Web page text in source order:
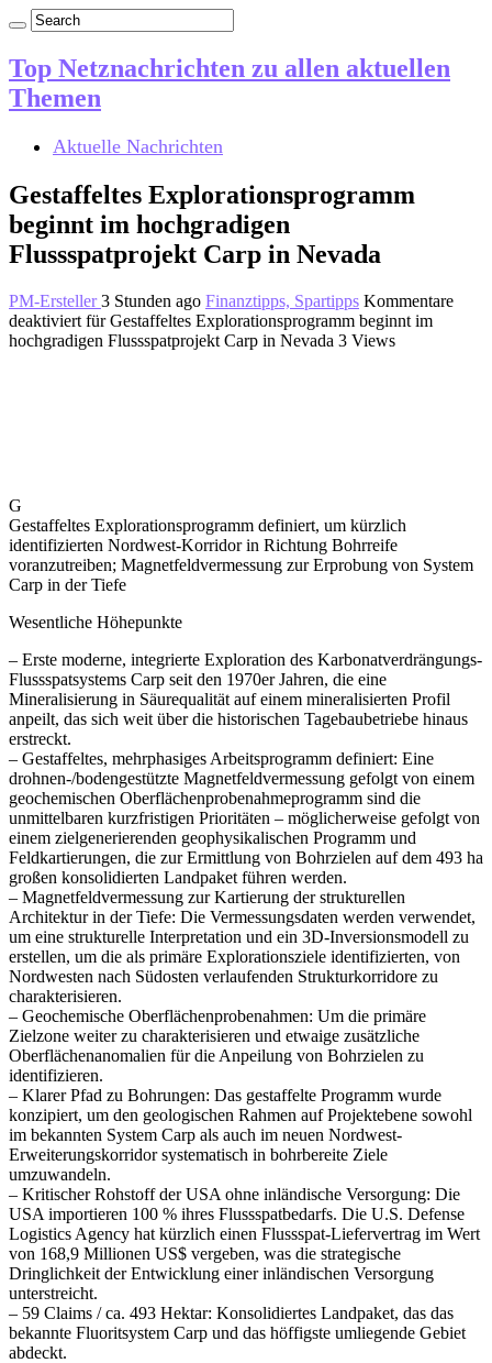
Top Netznachrichten zu allen aktuellen
Themen
Aktuelle Nachrichten
Gestaffeltes Explorationsprogramm
beginnt im hochgradigen
Flussspatprojekt Carp in Nevada
PM-Ersteller3 Stunden ago Finanztipps, Spartipps Kommentare
deaktiviert für Gestaffeltes Explorationsprogramm beginnt im
hochgradigen Flussspatprojekt Carp in Nevada 3 Views
G
Gestaffeltes Explorationsprogramm definiert, um kürzlich
identifizierten Nordwest-Korridor in Richtung Bohrreife
voranzutreiben; Magnetfeldvermessung zur Erprobung von System
Carp in der Tiefe
Wesentliche Höhepunkte
– Erste moderne, integrierte Exploration des Karbonatverdrängungs-
Flussspatsystems Carp seit den 1970er Jahren, die eine
Mineralisierung in Säurequalität auf einem mineralisierten Profil
anpeilt, das sich weit über die historischen Tagebaubetriebe hinaus
erstreckt.
– Gestaffeltes, mehrphasiges Arbeitsprogramm definiert: Eine
drohnen-/bodengestützte Magnetfeldvermessung gefolgt von einem
geochemischen Oberflächenprobenahmeprogramm sind die
unmittelbaren kurzfristigen Prioritäten – möglicherweise gefolgt von
einem zielgenerierenden geophysikalischen Programm und
Feldkartierungen, die zur Ermittlung von Bohrzielen auf dem 493 ha
großen konsolidierten Landpaket führen werden.
– Magnetfeldvermessung zur Kartierung der strukturellen
Architektur in der Tiefe: Die Vermessungsdaten werden verwendet,
um eine strukturelle Interpretation und ein 3D-Inversionsmodell zu
erstellen, um die als primäre Explorationsziele identifizierten, von
Nordwesten nach Südosten verlaufenden Strukturkorridore zu
charakterisieren.
– Geochemische Oberflächenprobenahmen: Um die primäre
Zielzone weiter zu charakterisieren und etwaige zusätzliche
Oberflächenanomalien für die Anpeilung von Bohrzielen zu
identifizieren.
– Klarer Pfad zu Bohrungen: Das gestaffelte Programm wurde
konzipiert, um den geologischen Rahmen auf Projektebene sowohl
im bekannten System Carp als auch im neuen Nordwest-
Erweiterungskorridor systematisch in bohrbereite Ziele
umzuwandeln.
– Kritischer Rohstoff der USA ohne inländische Versorgung: Die
USA importieren 100 % ihres Flussspatbedarfs. Die U.S. Defense
Logistics Agency hat kürzlich einen Flussspat-Liefervertrag im Wert
von 168,9 Millionen US$ vergeben, was die strategische
Dringlichkeit der Entwicklung einer inländischen Versorgung
unterstreicht.
– 59 Claims / ca. 493 Hektar: Konsolidiertes Landpaket, das das
bekannte Fluoritsystem Carp und das höffigste umliegende Gebiet
abdeckt.